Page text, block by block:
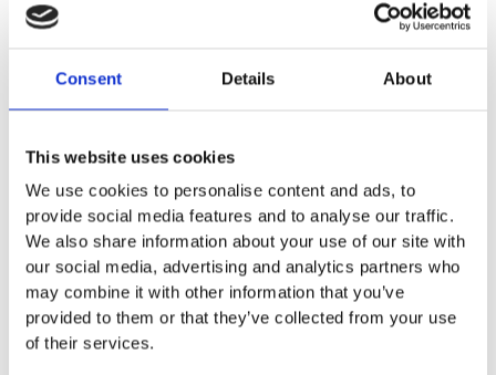
Consent Details About
This website uses cookies
We use cookies to personalise content and ads, to
provide social media features and to analyse our traffic.
We also share information about your use of our site with
our social media, advertising and analytics partners who
may combine it with other information that you’ve
provided to them or that they’ve collected from your use
of their services.
Kameralne przyjecie weselne z
piękną oprawą florystyczną.